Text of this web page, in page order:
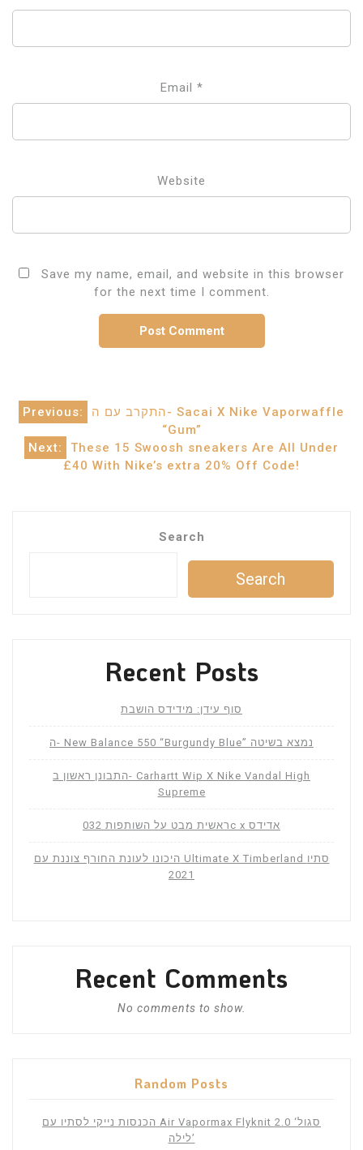
Email *
Website
Save my name, email, and website in this browser
for the next time I comment.
Post
navigation
Previous:
התקרב עם ה- Sacai X Nike Vaporwaffle
“Gum”
Next:
These 15 Swoosh sneakers Are All Under
£40 With Nike’s extra 20% Off Code!
Search
Search
Recent Posts
סוף עידן: מידידס הושבת
ה- New Balance 550 “Burgundy Blue” נמצא בשיטה
התבונן ראשון ב- Carhartt Wip X Nike Vandal High
Supreme
ראשית מבט על השותפות 032c x אדידס
היכונו לעונת החורף צוננת עם Ultimate X Timberland סתיו
2021
Recent Comments
No comments to show.
Random Posts
הכנסות נייקי לסתיו עם Air Vapormax Flyknit 2.0 ‘סגול
לילה’